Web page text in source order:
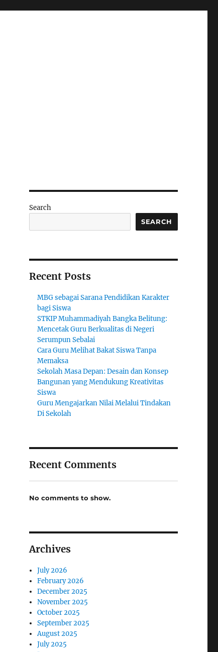
Search
SEARCH
Recent Posts
MBG sebagai Sarana Pendidikan Karakter
bagi Siswa
STKIP Muhammadiyah Bangka Belitung:
Mencetak Guru Berkualitas di Negeri
Serumpun Sebalai
Cara Guru Melihat Bakat Siswa Tanpa
Memaksa
Sekolah Masa Depan: Desain dan Konsep
Bangunan yang Mendukung Kreativitas
Siswa
Guru Mengajarkan Nilai Melalui Tindakan
Di Sekolah
Recent Comments
No comments to show.
Archives
July 2026
February 2026
December 2025
November 2025
October 2025
September 2025
August 2025
July 2025